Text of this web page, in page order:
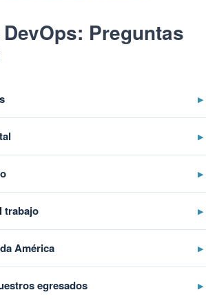
Preguntas
▶
▶
▶
trabajo ▶
América ▶
egresados ▶